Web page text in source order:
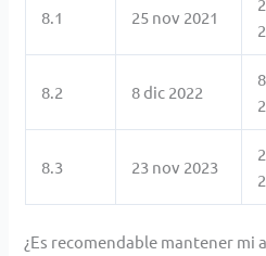
8.1 25 nov 2021
8.2 8 dic 2022
8.3 23 nov 2023
¿Es recomendable mantener mi